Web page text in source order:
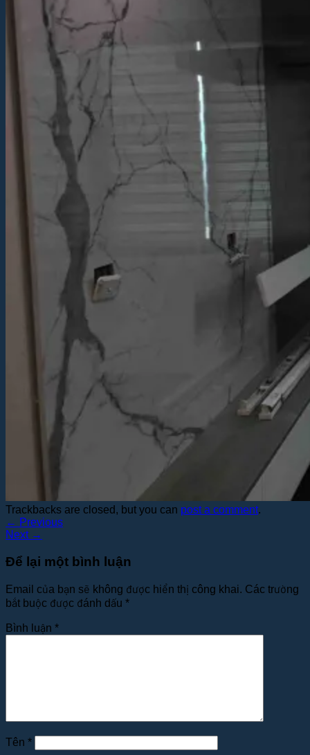
Trackbacks are closed, but you can post a comment.
← Previous
Next →
Để lại một bình luận
Email của bạn sẽ không được hiển thị công khai. Các trường
bắt buộc được đánh dấu *
Bình luận *
Tên *